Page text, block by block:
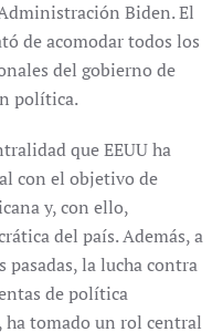
Biden. El
de acomodar todos los
del gobierno de
política.
que EEUU ha
con el objetivo de
y, con ello,
del país. Además, a
pasadas, la lucha contra
de política
ha tomado un rol central